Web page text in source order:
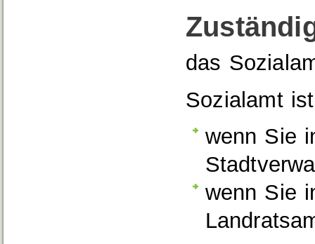
das
Sozialamt
wenn Sie
wenn Sie